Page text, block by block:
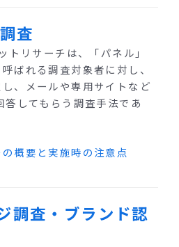
査
リサーチは、「パネル」
ばれる調査対象者に対し、
、メールや専用サイトなど
してもらう調査手法であ
概要と実施時の注意点
調査・ブランド認